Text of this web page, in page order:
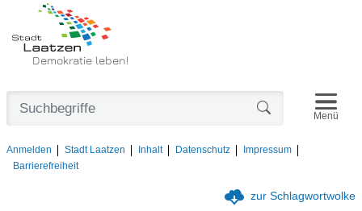
Demokratie leben!
Anmelden Stadt Laatzen Inhalt Datenschutz
Impressum
Barrierefreiheit
Menü
zur Schlagwortwolke